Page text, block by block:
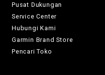
Pusat Dukungan
Service Center
Hubungi Kami
Garmin Brand Store
Pencari Toko